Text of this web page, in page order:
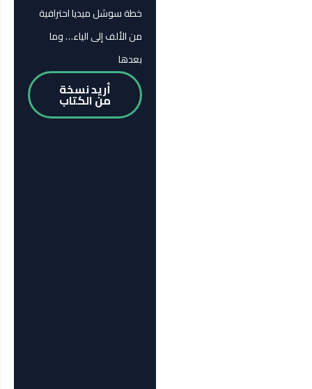
خطة سوشل ميديا احترافية
من الألف إلى الياء… وما
بعدها
أريد نسخة
من الكتاب